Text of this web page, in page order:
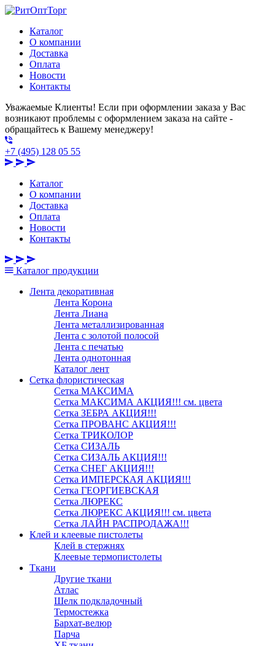
Каталог
О компании
Доставка
Оплата
Новости
Контакты
Уважаемые Клиенты! Если при оформлении заказа у Вас
возникают проблемы с оформлением заказа на сайте -
обращайтесь к Вашему менеджеру!
+7 (495) 128 05 55
Каталог
О компании
Доставка
Оплата
Новости
Контакты
Каталог продукции
Лента декоративная
Лента Корона
Лента Лиана
Лента металлизированная
Лента с золотой полосой
Лента с печатью
Лента однотонная
Каталог лент
Сетка флористическая
Сетка МАКСИМА
Сетка МАКСИМА АКЦИЯ!!! см. цвета
Сетка ЗЕБРА АКЦИЯ!!!
Сетка ПРОВАНС АКЦИЯ!!!
Сетка ТРИКОЛОР
Сетка СИЗАЛЬ
Сетка СИЗАЛЬ АКЦИЯ!!!
Сетка СНЕГ АКЦИЯ!!!
Сетка ИМПЕРСКАЯ АКЦИЯ!!!
Сетка ГЕОРГИЕВСКАЯ
Сетка ЛЮРЕКС
Сетка ЛЮРЕКС АКЦИЯ!!! см. цвета
Сетка ЛАЙН РАСПРОДАЖА!!!
Клей и клеевые пистолеты
Клей в стержнях
Клеевые термопистолеты
Ткани
Другие ткани
Атлас
Шелк подкладочный
Термостежка
Бархат-велюр
Парча